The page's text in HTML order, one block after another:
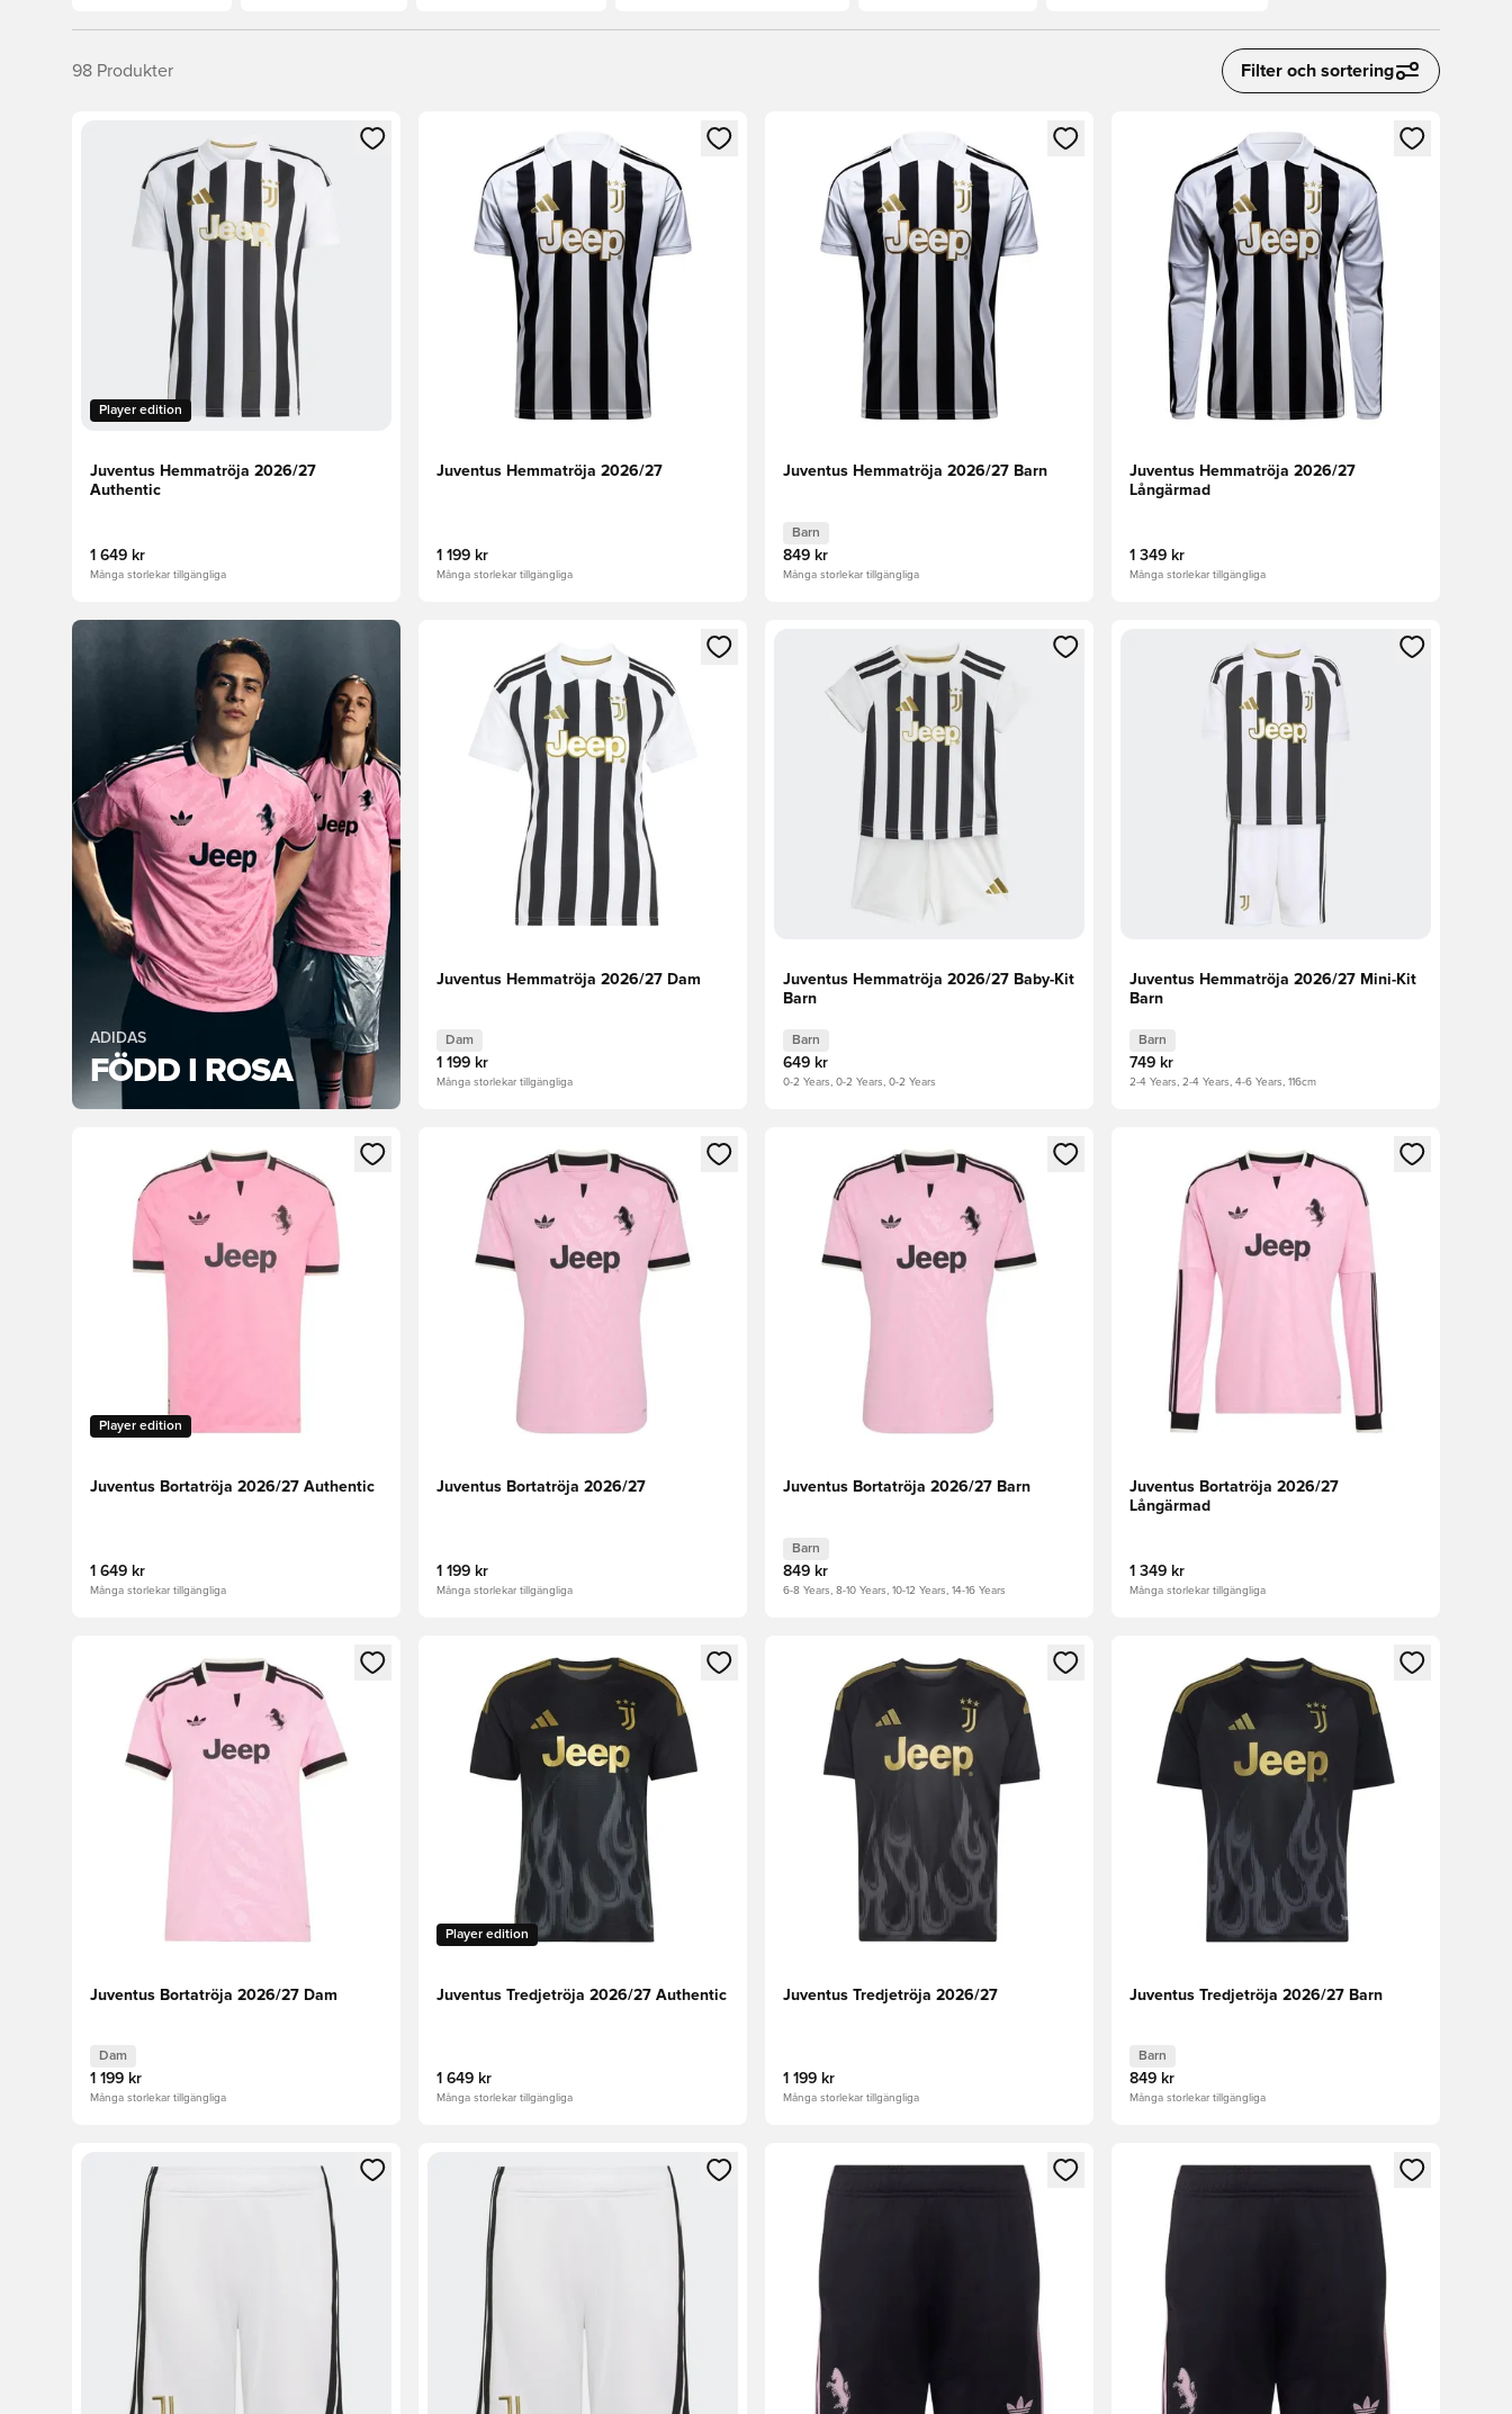
98 Produkter Filter och sortering
Öppnar en Modal för att logga in eller registrera dig som medlem
Player edition
Juventus Hemmatröja 2026/27
Authentic
1 649 kr
Många storlekar tillgängliga
Öppnar en Modal för att logga in eller registrera dig som medlem
Juventus Hemmatröja 2026/27
1 199 kr
Många storlekar tillgängliga
Öppnar en Modal för att logga in eller registrera dig som medlem
Juventus Hemmatröja 2026/27 Barn
Barn
849 kr
Många storlekar tillgängliga
Öppnar en Modal för att logga in eller registrera
Juventus Hemmatröja 2026/27
Långärmad
1 349 kr
Många storlekar tillgängliga
ADIDAS
FÖDD I ROSA
Öppnar en Modal för att logga in eller registrera dig som medlem
Juventus Hemmatröja 2026/27 Dam
Dam
1 199 kr
Många storlekar tillgängliga
Öppnar en Modal för att logga in eller registrera dig som medlem
Juventus Hemmatröja 2026/27 Baby-Kit
Barn
Barn
649 kr
0-2 Years, 0-2 Years, 0-2 Years
Öppnar en Modal för att logga in eller registrera
Juventus Hemmatröja 2026/27 Mini-Kit
Barn
Barn
749 kr
2-4 Years, 2-4 Years, 4-6 Years, 116cm
Öppnar en Modal för att logga in eller registrera dig som medlem
Player edition
Juventus Bortatröja 2026/27 Authentic
1 649 kr
Många storlekar tillgängliga
Öppnar en Modal för att logga in eller registrera dig som medlem
Juventus Bortatröja 2026/27
1 199 kr
Många storlekar tillgängliga
Öppnar en Modal för att logga in eller registrera dig som medlem
Juventus Bortatröja 2026/27 Barn
Barn
849 kr
6-8 Years, 8-10 Years, 10-12 Years, 14-16 Years
Öppnar en Modal för att logga in eller registrera
Juventus Bortatröja 2026/27
Långärmad
1 349 kr
Många storlekar tillgängliga
Öppnar en Modal för att logga in eller registrera dig som medlem
Juventus Bortatröja 2026/27 Dam
Dam
1 199 kr
Många storlekar tillgängliga
Öppnar en Modal för att logga in eller registrera dig som medlem
Player edition
Juventus Tredjetröja 2026/27 Authentic
1 649 kr
Många storlekar tillgängliga
Öppnar en Modal för att logga in eller registrera dig som medlem
Juventus Tredjetröja 2026/27
1 199 kr
Många storlekar tillgängliga
Öppnar en Modal för att logga in eller registrera
Juventus Tredjetröja 2026/27 Barn
Barn
849 kr
Många storlekar tillgängliga
Öppnar en Modal för att logga in eller registrera dig som medlemÖppnar en Modal för att logga in eller registrera dig som medlemÖppnar en Modal för att logga in eller registrera dig som medlemÖppnar en Modal för att logga in eller registrera